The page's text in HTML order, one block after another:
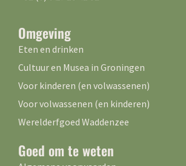
Omgeving
Eten en drinken
Cultuur en Musea in Groningen
Voor kinderen (en volwassenen)
Voor volwassenen (en kinderen)
Werelderfgoed Waddenzee
Goed om te weten